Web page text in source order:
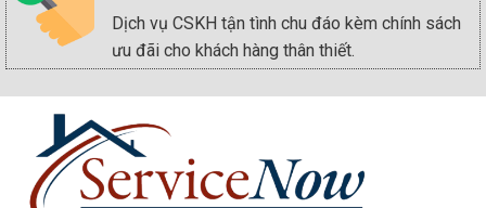
Dịch vụ CSKH tận tình chu đáo kèm chính sách
ưu đãi cho khách hàng thân thiết.